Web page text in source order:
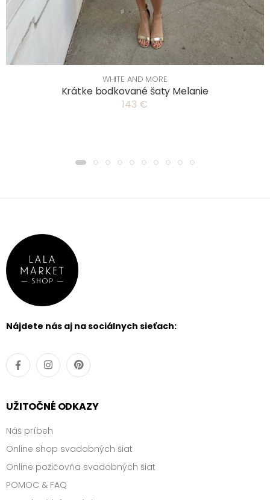
WHITE AND MORE
Krátke bodkované šaty Melanie
143 €
Nájdete nás aj na sociálnych sieťach:
UŽITOČNÉ ODKAZY
Náš príbeh
Online shop svadobných šiat
Online požičovňa svadobných šiat
POMOC & FAQ